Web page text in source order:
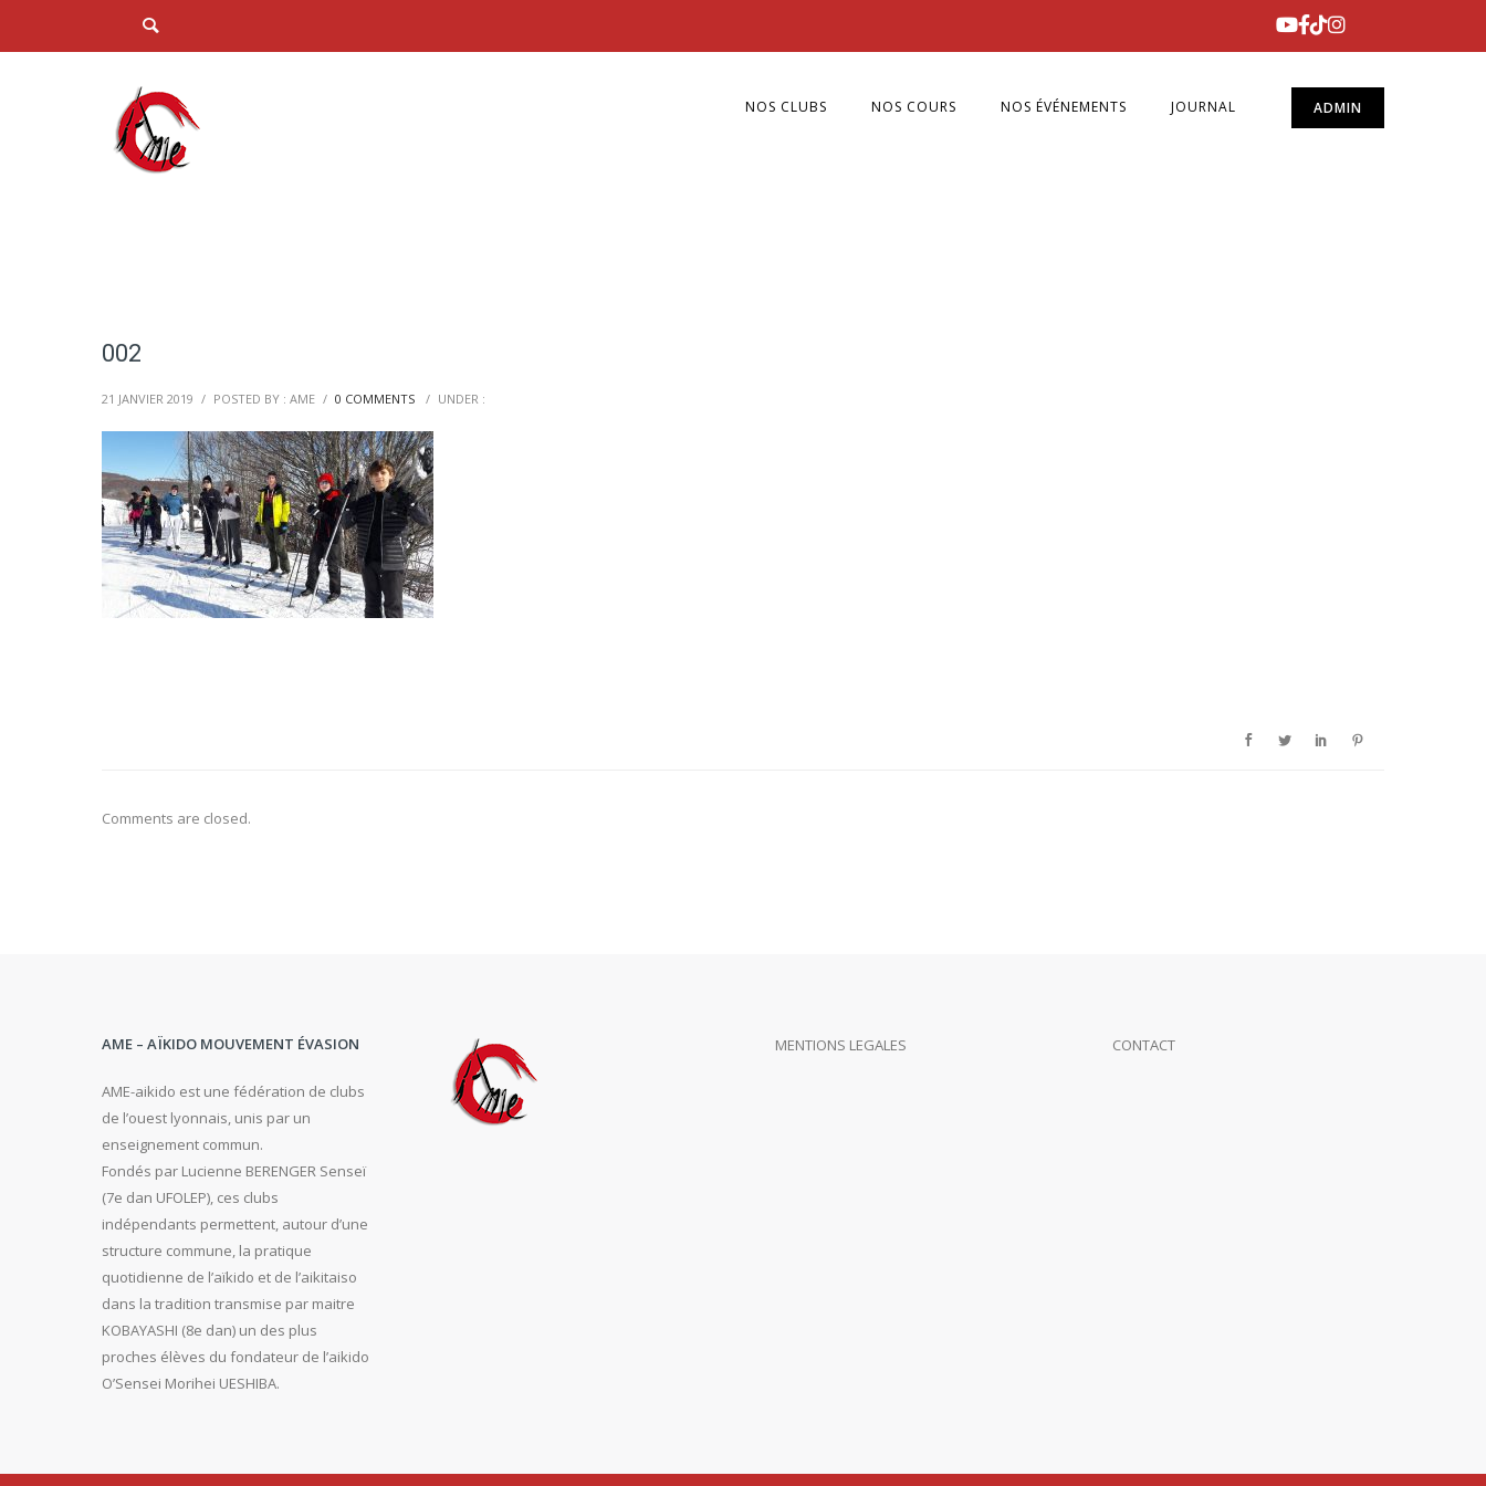
ADMIN
NOS CLUBS NOS COURS NOS ÉVÉNEMENTS JOURNAL
002
21 JANVIER 2019 / POSTED BY : AME / 0 COMMENTS / UNDER :
Comments are closed.
AME – AÏKIDO MOUVEMENT ÉVASION
AME-aikido est une fédération de clubs
de l’ouest lyonnais, unis par un
enseignement commun.
Fondés par Lucienne BERENGER Senseï
(7e dan UFOLEP), ces clubs
indépendants permettent, autour d’une
structure commune, la pratique
quotidienne de l’aïkido et de l’aikitaiso
dans la tradition transmise par maitre
KOBAYASHI (8e dan) un des plus
proches élèves du fondateur de l’aikido
O’Sensei Morihei UESHIBA.
MENTIONS LEGALES CONTACT